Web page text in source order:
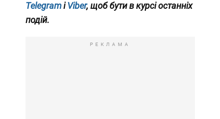
TelegramіViber, щоб бути в курсі останніх
подій.
РЕКЛАМА